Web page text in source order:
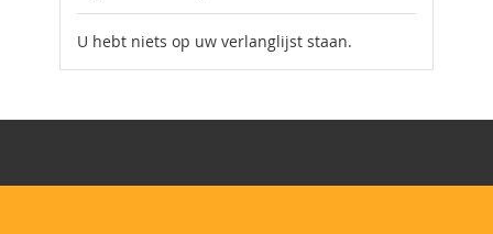
U hebt niets op uw verlanglijst staan.